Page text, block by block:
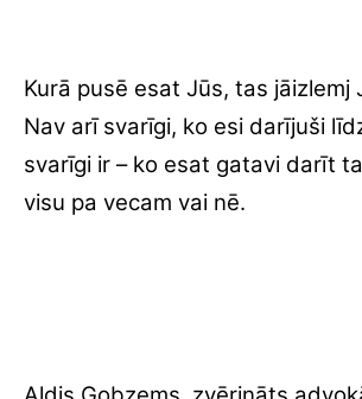
Kurā pusē esat Jūs, tas jāizlemj
Nav arī svarīgi, ko esi darījuši
svarīgi ir – ko esat gatavi darīt
visu pa vecam vai nē.